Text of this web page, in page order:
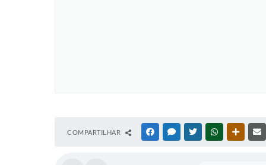
COMPARTILHAR FACEBOOKMESSENGER
TWITTERWHATSAPP